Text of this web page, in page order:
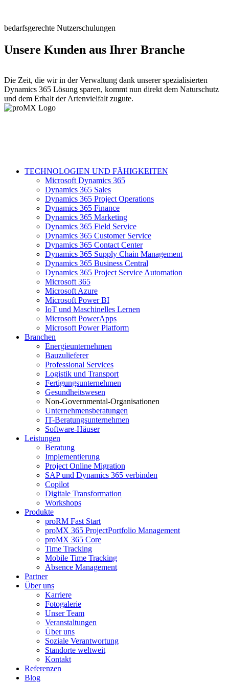
bedarfsgerechte Nutzerschulungen
Unsere Kunden aus Ihrer Branche
Die Zeit, die wir in der Verwaltung dank unserer spezialisierten
Dynamics 365 Lösung sparen, kommt nun direkt dem Naturschutz
und dem Erhalt der Artenvielfalt zugute.
TECHNOLOGIEN UND FÄHIGKEITEN
Microsoft Dynamics 365
Dynamics 365 Sales
Dynamics 365 Project Operations
Dynamics 365 Finance
Dynamics 365 Marketing
Dynamics 365 Field Service
Dynamics 365 Customer Service
Dynamics 365 Contact Center
Dynamics 365 Supply Chain Management
Dynamics 365 Business Central
Dynamics 365 Project Service Automation
Microsoft 365
Microsoft Azure
Microsoft Power BI
IoT und Maschinelles Lernen
Microsoft PowerApps
Microsoft Power Platform
Branchen
Energieunternehmen
Bauzulieferer
Professional Services
Logistik und Transport
Fertigungsunternehmen
Gesundheitswesen
Non-Governmental-Organisationen
Unternehmensberatungen
IT-Beratungsunternehmen
Software-Häuser
Leistungen
Beratung
Implementierung
Project Online Migration
SAP und Dynamics 365 verbinden
Copilot
Digitale Transformation
Workshops
Produkte
proRM Fast Start
proMX 365 ProjectPortfolio Management
proMX 365 Core
Time Tracking
Mobile Time Tracking
Absence Management
Partner
Über uns
Karriere
Fotogalerie
Unser Team
Veranstaltungen
Über uns
Soziale Verantwortung
Standorte weltweit
Kontakt
Referenzen
Blog